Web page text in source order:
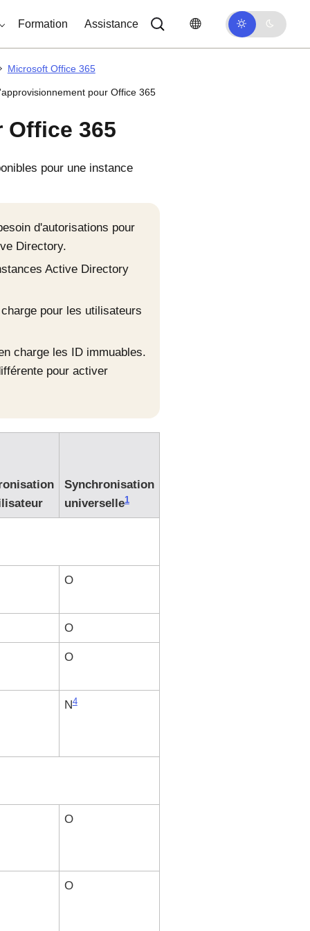
Formation Assistance
Microsoft Office 365
pour Office 365
365
pour une instance
d'autorisations pour
Directory.
Active Directory
pour les utilisateurs
charge les ID immuables.
pour activer
Synchronisation
universelle1
O
O
O
N4
O
O